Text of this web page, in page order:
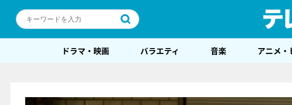
ドラマ・映画 バラエティ 音楽 アニメ・